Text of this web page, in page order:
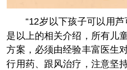
“12岁以下孩子可以用芦
是以上的相关介绍，所有儿
方案，必须由经验丰富医生
行用药、跟风治疗，注意坚